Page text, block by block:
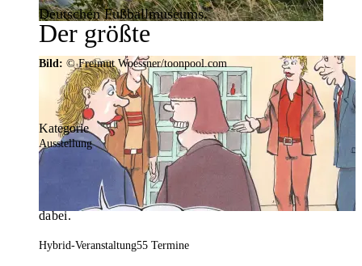
Der größte
Veranstaltungskalender der
Region
Mit weit über 4.000 Terminen ist der
Veranstaltungskalender der Stadt Dortmund der
umfangreichste der Region. Hier ist für alle was
dabei.
Deutschen Fußballmuseums.
Bild: © Freimut Woessner/toonpool.com
Kategorie
Ausstellung
Hybrid-Veranstaltung55 Termine